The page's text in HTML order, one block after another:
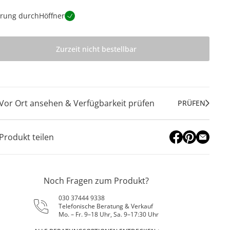
durchHöffner
Zurzeit nicht bestellbar
Ort ansehen & Verfügbarkeit prüfen PRÜFEN
teilen
Noch Fragen zum Produkt?
030 37444 9338
Telefonische Beratung & Verkauf
Mo. – Fr. 9–18 Uhr, Sa. 9–17:30 Uhr